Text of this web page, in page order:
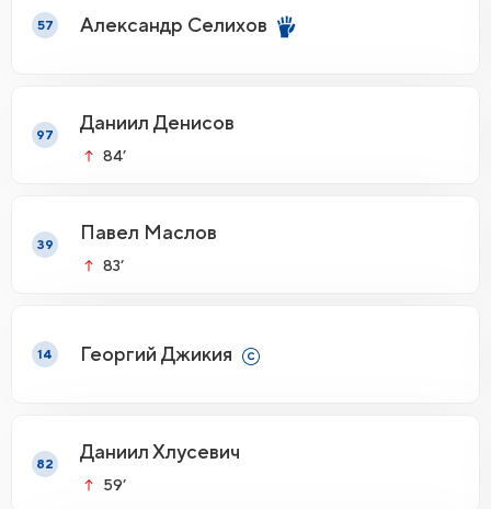
57 Александр Селихов
97
Даниил Денисов
84’
39
Павел Маслов
83’
14 Георгий Джикия
82
Даниил Хлусевич
59’